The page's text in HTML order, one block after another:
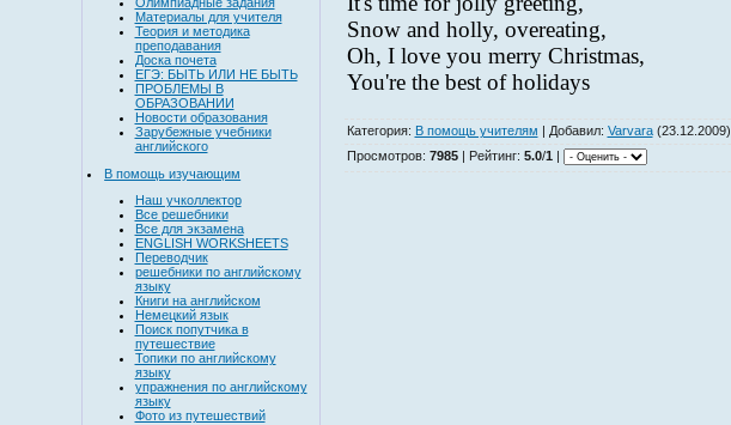
Материалы для учителя
Теория и методика
преподавания
Доска почета
ЕГЭ: БЫТЬ ИЛИ НЕ БЫТЬ
ПРОБЛЕМЫ В
ОБРАЗОВАНИИ
Новости образования
Зарубежные учебники
английского
В помощь изучающим
Наш учколлектор
Все решебники
Все для экзамена
ENGLISH WORKSHEETS
Переводчик
решебники по английскому
языку
Книги на английском
Немецкий язык
Поиск попутчика в
путешествие
Топики по английскому
языку
упражнения по английскому
языку
Фото из путешествий
Snow and holly, overeating,
Oh, I love you merry Christmas,
You're the best of holidays
Категория: В помощь учителям | Добавил: Varvara(23.12.2009)
Просмотров: 7985| Рейтинг: 5.0/1 |